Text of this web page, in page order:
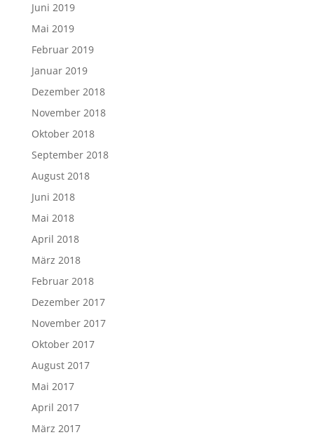
Juni 2019
Mai 2019
Februar 2019
Januar 2019
Dezember 2018
November 2018
Oktober 2018
September 2018
August 2018
Juni 2018
Mai 2018
April 2018
März 2018
Februar 2018
Dezember 2017
November 2017
Oktober 2017
August 2017
Mai 2017
April 2017
März 2017